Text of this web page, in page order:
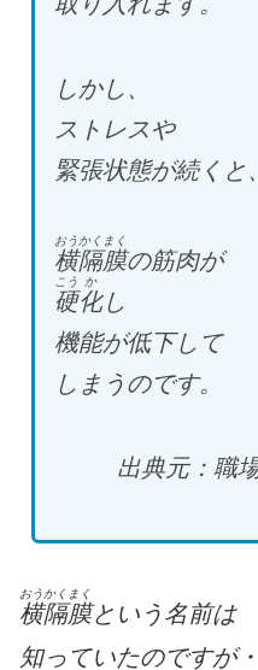
しかし、
ストレスや
緊張状態が続くと、
横隔膜
おうかくまく
の筋肉が
硬
こう
化
か
し
機能が低下して
しまうのです。
出典元：職
横隔膜
おうかくまく
という名前は
知っていたのですが